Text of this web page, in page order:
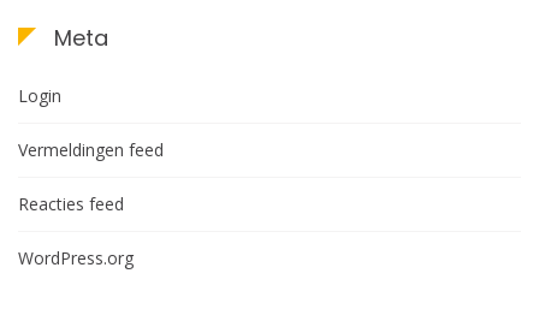
Meta
Login
Vermeldingen feed
Reacties feed
WordPress.org